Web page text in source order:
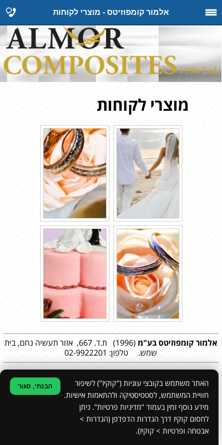
אלמור קומפוזיטס - מוצרי לקוחות
מוצרי לקוחות
אלמור קומפוזיטסבע"מ
(1996) ת.ד. 667, אזור תעשיה נחם, בית
שמש. טלפון: 02-9922201
עיצוב גרפי:סטודיו עדנה ריקלין |הצהרת נגישות |
האתר משתמש בקובצי עוגיות ("קוקיז") לשיפור
חוויית המשתמש, לסטטיסטיקה ולהתאמות אישיות.
מידע נוסף זמין בעמוד "מדיניות פרטיות". ניתן
לחסום קוקיז דרך הגדרות הדפדפן (הגדרות >
אבטחה ופרטיות > קוקיז).
הבנתי, סגור
הקמת אתרים